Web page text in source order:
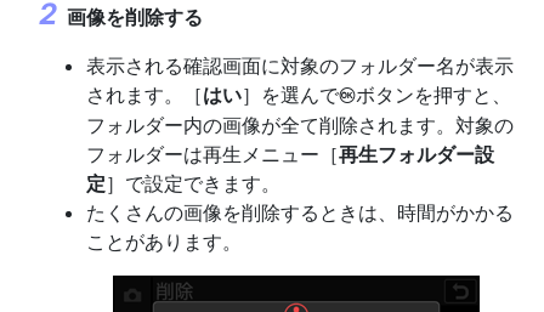
画像を削除する
表示される確認画面に対象のフォルダー名が表示
されます。［はい］を選んでJボタンを押すと、
フォルダー内の画像が全て削除されます。対象の
フォルダーは再生メニュー［再生フォルダー設
定］で設定できます。
たくさんの画像を削除するときは、時間がかかる
ことがあります。